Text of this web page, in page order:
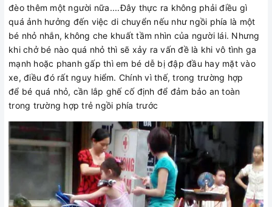
đèo thêm một người nữa....Đây thực ra không phải điều gì
quá ảnh hưởng đến việc di chuyển nếu như ngồi phía là một
bé nhỏ nhắn, không che khuất tầm nhìn của người lái. Nhưng
khi chở bé nào quá nhỏ thì sẽ xảy ra vấn đề là khi vô tình ga
mạnh hoặc phanh gấp thì em bé dễ bị đập đầu hay mặt vào
xe, điều đó rất nguy hiểm. Chính vì thế, trong trường hợp
để bé quá nhỏ, cần lắp ghế cố định để đảm bảo an toàn
trong trường hợp trẻ ngồi phía trước